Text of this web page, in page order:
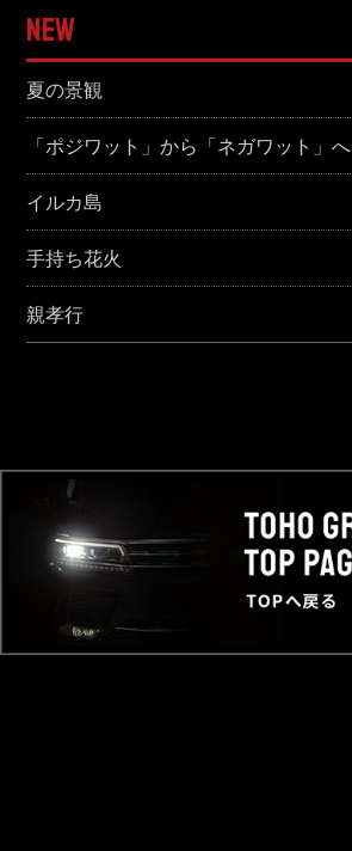
NEW
夏の景観
「ポジワット」から「ネガワット」へ
イルカ島
手持ち花火
親孝行